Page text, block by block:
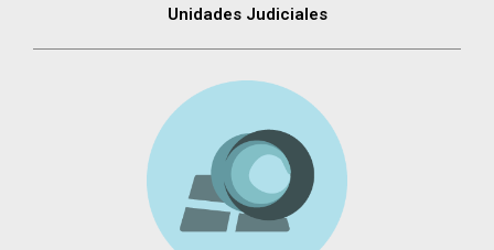
Unidades Judiciales